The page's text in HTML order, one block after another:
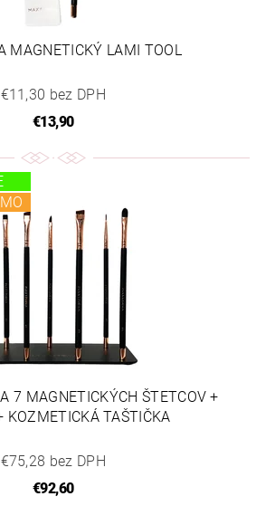
MAGNETICKÝ LAMI TOOL
€11,30 bez DPH
€13,90
7 MAGNETICKÝCH ŠTETCOV +
KOZMETICKÁ TAŠTIČKA
€75,28 bez DPH
€92,60